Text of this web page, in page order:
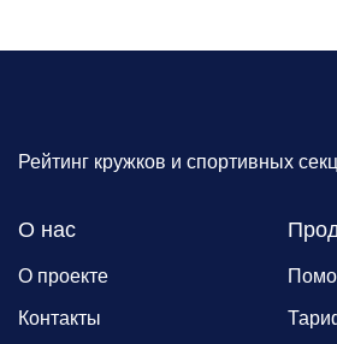
Рейтинг кружков и спортивных
О нас
О проекте
Контакты